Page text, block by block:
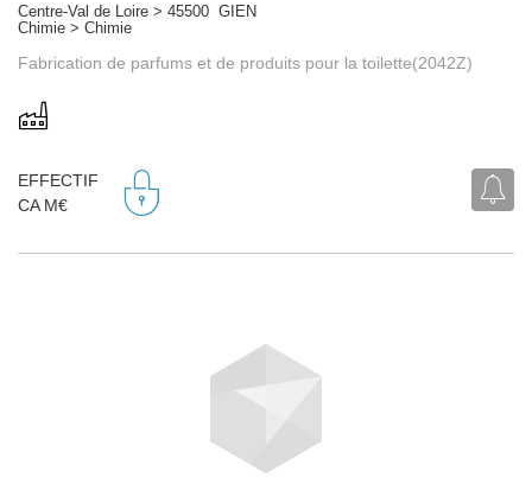
Centre-Val de Loire > 45500 GIEN
Chimie > Chimie
Fabrication de parfums et de produits pour la toilette(2042Z)
EFFECTIF
CA M€